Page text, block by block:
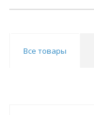
Все товары